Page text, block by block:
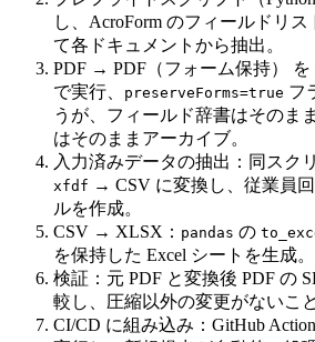
し、AcroForm のフィールドリス
て各ドキュメントから抽出。
PDF → PDF（フォーム保持）
を
で実行、
preserveForms=true フ
うが、フィールド辞書はそのま
はそのままアーカイブ。
入力済みデータの抽出 ：同スク
xfdf → CSV に変換し、従業員
ルを作成。
CSV → XLSX ： pandas の
を保持した Excel シートを生成。
検証 ：元 PDF と変換後 PDF の
較し、圧縮以外の変更がないこ
CI/CD に組み込み ：GitHub